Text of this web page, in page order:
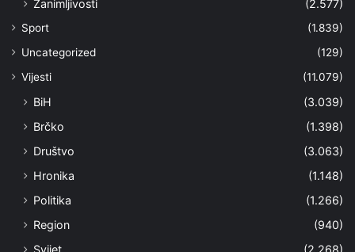
Zanimljivosti
(2.577)
Sport
(1.839)
Uncategorized
(129)
Vijesti
(11.079)
BiH
(3.039)
Brčko
(1.398)
Društvo
(3.063)
Hronika
(1.148)
Politika
(1.266)
Region
(940)
Svijet
(2.268)